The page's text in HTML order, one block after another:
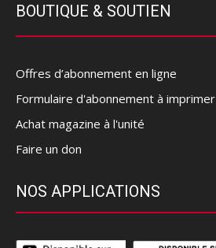
BOUTIQUE & SOUTIEN
Offres d’abonnement en ligne
Formulaire d'abonnement à imprimer
Achat magazine à l'unité
Faire un don
NOS APPLICATIONS